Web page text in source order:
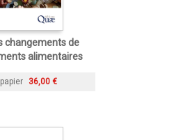
changements de
alimentaires
36,00 €